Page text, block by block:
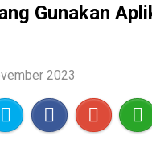
Gunakan
2023